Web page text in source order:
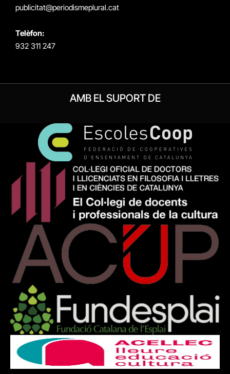
publicitat@periodismeplural.cat
Telèfon:
932 311 247
AMB EL SUPORT DE